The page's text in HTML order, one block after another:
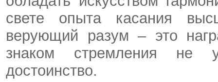
свете опыта касания
верующий разум – это
знаком стремления не
достоинство.